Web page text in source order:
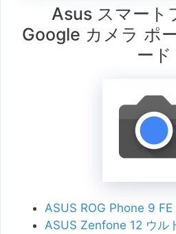
Asus スマート
Google カメラ ポ
ード
ASUS ROG Phone 9 FE
ASUS Zenfone 12 ウル